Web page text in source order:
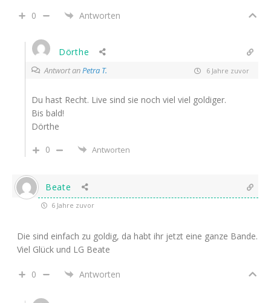
0 Antworten
Dörthe
Antwort anPetra T. 6 Jahre zuvor
Du hast Recht. Live sind sie noch viel viel goldiger.
Bis bald!
Dörthe
0
Antworten
Beate
6 Jahre zuvor
Die sind einfach zu goldig, da habt ihr jetzt eine ganze Bande.
Viel Glück und LG Beate
0 Antworten